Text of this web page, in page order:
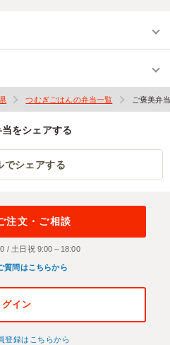
つむぎごはんの弁当一覧 ご褒美弁
当をシェアする
でシェアする
注文・ご相談
/ 土日祝 9:00～18:00
質問はこちらから
グイン
登録はこちらから